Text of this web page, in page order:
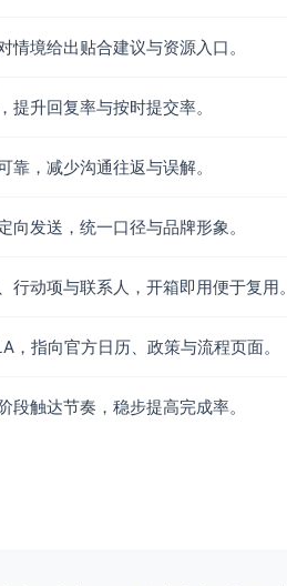
境给出贴合建议与资源入口。
升回复率与按时提交率。
，减少沟通往返与误解。
发送，统一口径与品牌形象。
动项与联系人，开箱即用便于复用。
指向官方日历、政策与流程页面。
触达节奏，稳步提高完成率。